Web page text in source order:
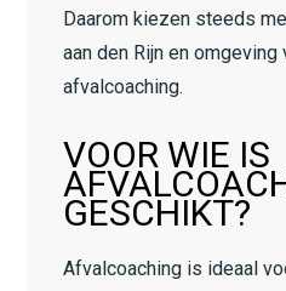
Daarom kiezen steeds
aan den Rijn en
afvalcoaching.
VOOR WIE IS
GESCHIKT?
Afvalcoaching is ideaal